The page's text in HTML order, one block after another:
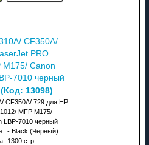
CF350A/
PRO
M175/ Canon
7010 черный
(Код: 13098)
CF350A/ 729 для HP
MFP M175/
LBP-7010 черный
- Black (Черный)
1300 стр.